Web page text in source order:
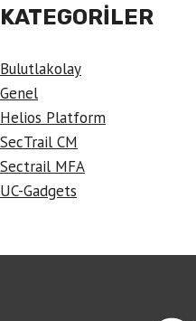
YÖNETIN
KATEGORILER
Bulutlakolay
Genel
Helios Platform
SecTrail CM
Sectrail MFA
UC-Gadgets